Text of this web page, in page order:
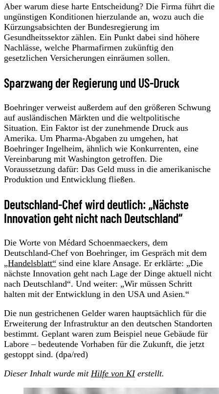
Aber warum diese harte Entscheidung? Die Firma führt die
ungünstigen Konditionen hierzulande an, wozu auch die
Kürzungsabsichten der Bundesregierung im
Gesundheitssektor zählen. Ein Punkt dabei sind höhere
Nachlässe, welche Pharmafirmen zukünftig den
gesetzlichen Versicherungen einräumen sollen.
Sparzwang der Regierung und US-Druck
Boehringer verweist außerdem auf den größeren Schwung
auf ausländischen Märkten und die weltpolitische
Situation. Ein Faktor ist der zunehmende Druck aus
Amerika. Um Pharma-Abgaben zu umgehen, hat
Boehringer Ingelheim, ähnlich wie Konkurrenten, eine
Vereinbarung mit Washington getroffen. Die
Voraussetzung dafür: Das Geld muss in die amerikanische
Produktion und Entwicklung fließen.
Deutschland-Chef wird deutlich: „Nächste
Innovation geht nicht nach Deutschland“
Die Worte von Médard Schoenmaeckers, dem
Deutschland-Chef von Boehringer, im Gespräch mit dem
„Handelsblatt“ sind eine klare Ansage. Er erklärte: „Die
nächste Innovation geht nach Lage der Dinge aktuell nicht
nach Deutschland“. Und weiter: „Wir müssen Schritt
halten mit der Entwicklung in den USA und Asien.“
Die nun gestrichenen Gelder waren hauptsächlich für die
Erweiterung der Infrastruktur an den deutschen Standorten
bestimmt. Geplant waren zum Beispiel neue Gebäude für
Labore – bedeutende Vorhaben für die Zukunft, die jetzt
gestoppt sind. (dpa/red)
Dieser Inhalt wurde mit Hilfe von KIerstellt.